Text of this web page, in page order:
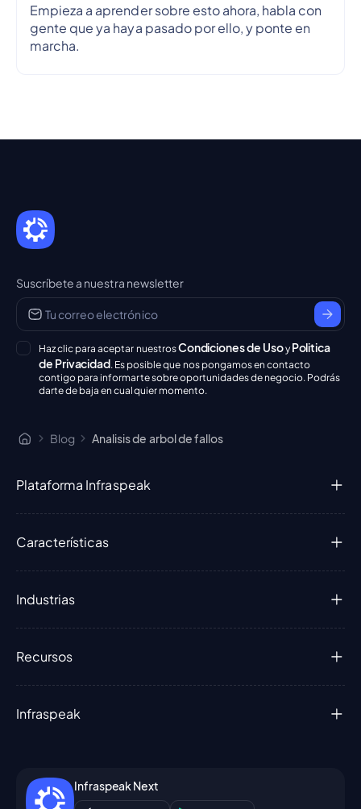
Empieza a aprender sobre esto ahora, habla con
gente que ya haya pasado por ello, y ponte en
marcha.
Suscríbete a nuestra newsletter
Haz clic para aceptar nuestrosCondiciones de Usoy Politica
de Privacidad. Es posible que nos pongamos en contacto
contigo para informarte sobre oportunidades de negocio. Podrás
darte de baja en cualquier momento.
Blog Analisis de arbol de fallos
Plataforma Infraspeak
Características
Industrias
Recursos
Infraspeak
Infraspeak Next